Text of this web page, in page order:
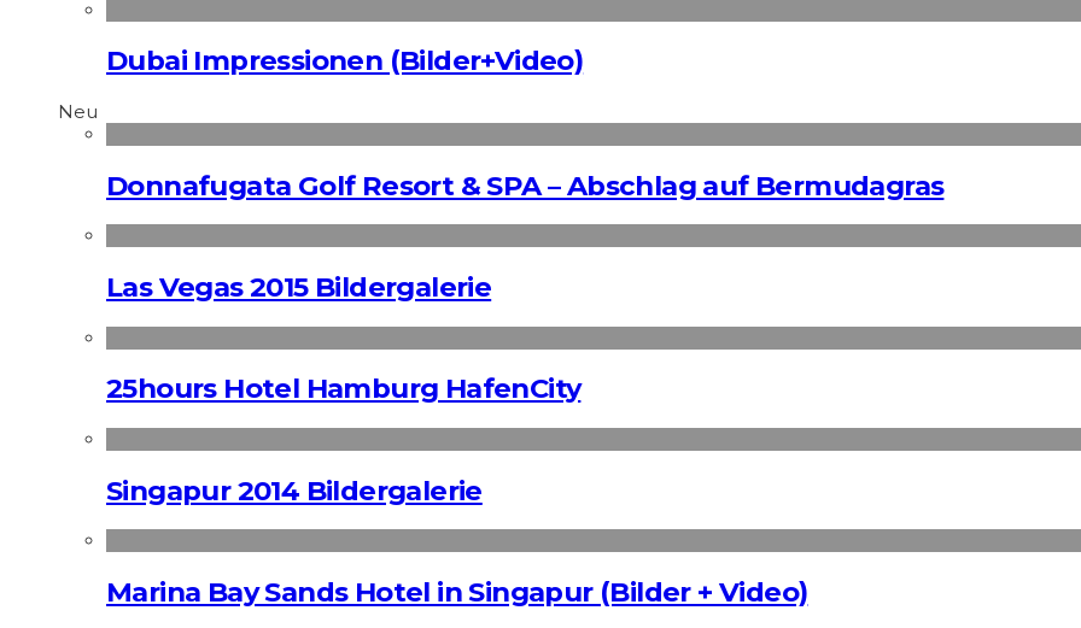
Dubai Impressionen (Bilder+Video)
Neu
Donnafugata Golf Resort & SPA – Abschlag auf Bermudagras
Las Vegas 2015 Bildergalerie
25hours Hotel Hamburg HafenCity
Singapur 2014 Bildergalerie
Marina Bay Sands Hotel in Singapur (Bilder + Video)